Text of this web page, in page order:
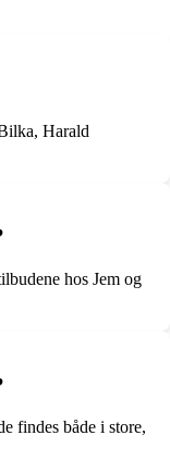
Harald
hos Jem og
findes både i store,